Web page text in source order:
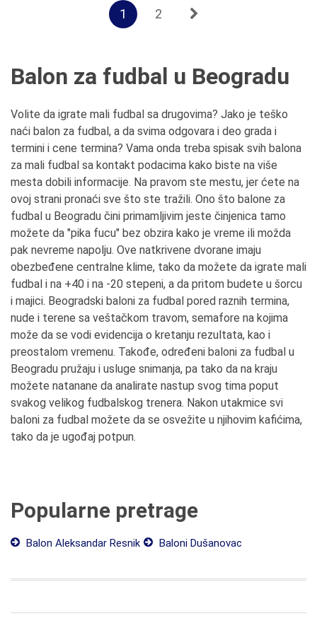
1 2
Balon za fudbal u Beogradu
Volite da igrate mali fudbal sa drugovima? Jako je teško
naći balon za fudbal, a da svima odgovara i deo grada i
termini i cene termina? Vama onda treba spisak svih balona
za mali fudbal sa kontakt podacima kako biste na više
mesta dobili informacije. Na pravom ste mestu, jer ćete na
ovoj strani pronaći sve što ste tražili. Ono što balone za
fudbal u Beogradu čini primamljivim jeste činjenica tamo
možete da "pika fucu" bez obzira kako je vreme ili možda
pak nevreme napolju. Ove natkrivene dvorane imaju
obezbeđene centralne klime, tako da možete da igrate mali
fudbal i na +40 i na -20 stepeni, a da pritom budete u šorcu
i majici. Beogradski baloni za fudbal pored raznih termina,
nude i terene sa veštačkom travom, semafore na kojima
može da se vodi evidencija o kretanju rezultata, kao i
preostalom vremenu. Takođe, određeni baloni za fudbal u
Beogradu pružaju i usluge snimanja, pa tako da na kraju
možete natanane da analirate nastup svog tima poput
svakog velikog fudbalskog trenera. Nakon utakmice svi
baloni za fudbal možete da se osvežite u njihovim kafićima,
tako da je ugođaj potpun.
Popularne pretrage
Balon Aleksandar Resnik Baloni Dušanovac